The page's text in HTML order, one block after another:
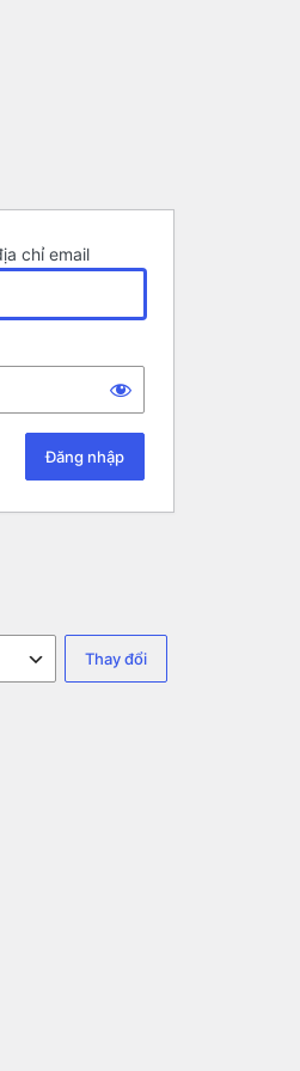
chỉ email